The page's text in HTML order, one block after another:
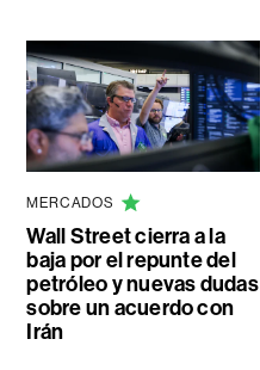
MERCADOS
Wall Street cierra a la
baja por el repunte del
petróleo y nuevas dudas
sobre un acuerdo con
Irán